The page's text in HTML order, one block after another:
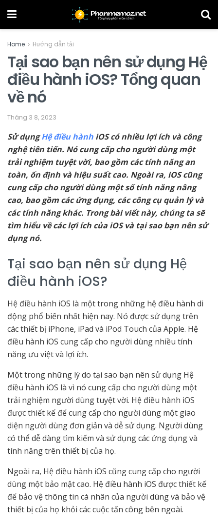
Home Hướng dẫn tải
Tại sao bạn nên sử dụng Hệ
điều hành iOS? Tổng quan
về nó
Tháng 3 8, 2023
Sử dụngHệ điều hành iOS có nhiều lợi ích và công
nghệ tiên tiến. Nó cung cấp cho người dùng một
trải nghiệm tuyệt vời, bao gồm các tính năng an
toàn, ổn định và hiệu suất cao. Ngoài ra, iOS cũng
cung cấp cho người dùng một số tính năng nâng
cao, bao gồm các ứng dụng, các công cụ quản lý và
các tính năng khác. Trong bài viết này, chúng ta sẽ
tìm hiểu về các lợi ích của iOS và tại sao bạn nên sử
dụng nó.
Tại sao bạn nên sử dụng Hệ
điều hành iOS?
Hệ điều hành iOS là một trong những hệ điều hành di
động phổ biến nhất hiện nay. Nó được sử dụng trên
các thiết bị iPhone, iPad và iPod Touch của Apple. Hệ
điều hành iOS cung cấp cho người dùng nhiều tính
năng ưu việt và lợi ích.
Một trong những lý do tại sao bạn nên sử dụng Hệ
điều hành iOS là vì nó cung cấp cho người dùng một
trải nghiệm người dùng tuyệt vời. Hệ điều hành iOS
được thiết kế để cung cấp cho người dùng một giao
diện người dùng đơn giản và dễ sử dụng. Người dùng
có thể dễ dàng tìm kiếm và sử dụng các ứng dụng và
tính năng trên thiết bị của họ.
Ngoài ra, Hệ điều hành iOS cũng cung cấp cho người
dùng một bảo mật cao. Hệ điều hành iOS được thiết kế
để bảo vệ thông tin cá nhân của người dùng và bảo vệ
thiết bị của họ khỏi các cuộc tấn công bên ngoài.